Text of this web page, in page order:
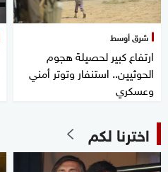
شرق أوسط
ارتفاع كبير لحصيلة هجوم
الحوثيين.. استنفار وتوتر أمني
وعسكري
اخترنا لكم